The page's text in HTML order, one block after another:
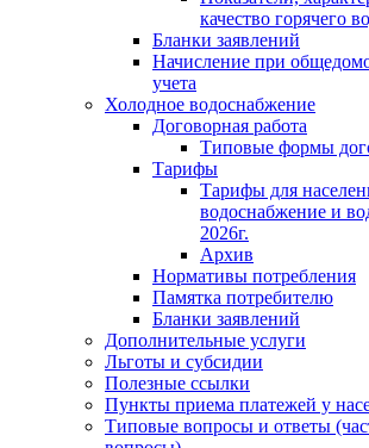
качество горячего
Бланки заявлений
Начисление при
учета
Холодное водоснабжение
Договорная работа
Типовые формы
Тарифы
Тарифы для
водоснабжение и
2026г.
Архив
Нормативы потребления
Памятка потребителю
Бланки заявлений
Дополнительные услуги
Льготы и субсидии
Полезные ссылки
Пункты приема платежей у
Типовые вопросы и ответы